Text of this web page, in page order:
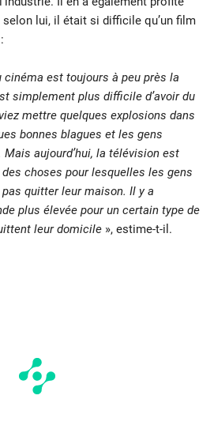
lui, il était si difficile qu’un film
cinéma est toujours à peu près la
simplement plus difficile d’avoir du
mettre quelques explosions dans
bonnes blagues et les gens
aujourd’hui, la télévision est
choses pour lesquelles les gens
quitter leur maison. Il y a
plus élevée pour un certain type de
leur domicile », estime-t-il.